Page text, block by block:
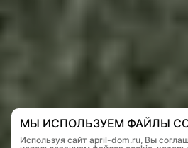
МЫ ИСПОЛЬЗУЕМ ФАЙЛЫ
Используя сайт april-dom.ru, Вы